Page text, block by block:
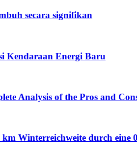
secara signifikan
Kendaraan Energi Baru
Analysis of the Pros and
Winterreichweite durch